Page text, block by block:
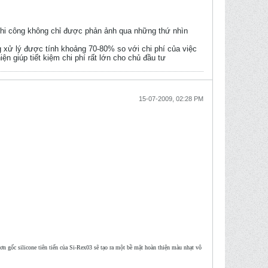
công không chỉ được phản ảnh qua những thứ nhìn
xử lý được tính khoảng 70-80% so với chi phí của việc
giúp tiết kiệm chi phí rất lớn cho chủ đầu tư
15-07-2009, 02:28 PM
gốc silicone tiên tiến của Si-Rex03 sẽ tạo ra một bề mặt hoàn thiện màu nhạt vô